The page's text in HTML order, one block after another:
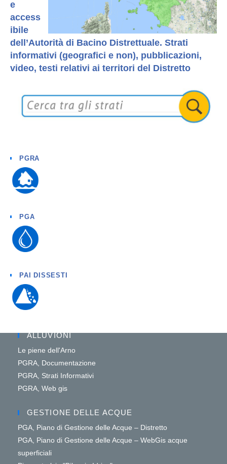
e
access
ibile
dell’Autorità di Bacino Distrettuale. Strati
informativi (geografici e non), pubblicazioni,
video, testi relativi ai territori del Distretto
PGRA
PGA
PAI DISSESTI
ALLUVIONI
Le piene dell'Arno
PGRA, Documentazione
PGRA, Strati Informativi
PGRA, Web gis
GESTIONE DELLE ACQUE
PGA, Piano di Gestione delle Acque – Distretto
PGA, Piano di Gestione delle Acque – WebGis acque
superficiali